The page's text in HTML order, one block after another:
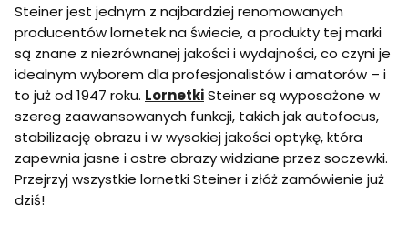
Steiner jest jednym z najbardziej renomowanych
producentów lornetek na świecie, a produkty tej marki
są znane z niezrównanej jakości i wydajności, co czyni je
idealnym wyborem dla profesjonalistów i amatorów – i
to już od 1947 roku. LornetkiSteiner są wyposażone w
szereg zaawansowanych funkcji, takich jak autofocus,
stabilizację obrazu i w wysokiej jakości optykę, która
zapewnia jasne i ostre obrazy widziane przez soczewki.
Przejrzyj wszystkie lornetki Steiner i złóż zamówienie już
dziś!